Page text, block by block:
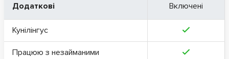
Додаткові Включені
Кунілінгус
Працюю з незайманими